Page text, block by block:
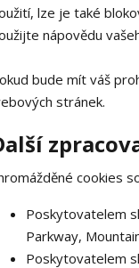
lze je také
nápovědu
bude mít váš
stránek.
cookies
Poskytovatelem
Parkway,
Poskytovatelem